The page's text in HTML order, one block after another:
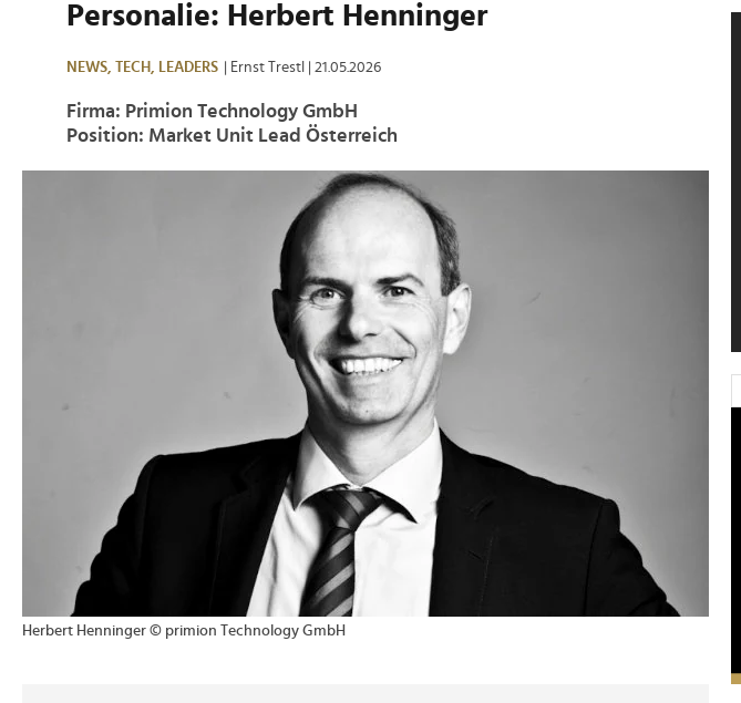
Personalie: Herbert Henninger
NEWS, TECH, LEADERS | Ernst Trestl | 21.05.2026
Firma: Primion Technology GmbH
Position: Market Unit Lead Österreich
Herbert Henninger © primion Technology GmbH